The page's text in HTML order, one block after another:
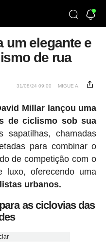
um elegante e
de rua
31/08/24 09:00 MIGUE A.
Millar lançou uma
de ciclismo sob sua
sapatilhas, chamadas
para combinar o
de competição com o
luxo, oferecendo uma
urbanos.
as ciclovias das